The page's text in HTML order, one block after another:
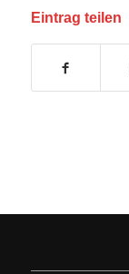
Eintrag teilen